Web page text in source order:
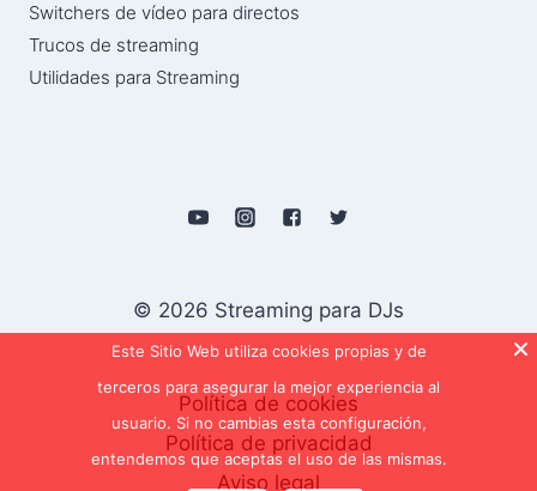
Switchers de vídeo para directos
Trucos de streaming
Utilidades para Streaming
© 2026 Streaming para DJs
Política de cookies
Política de privacidad
Aviso legal
Este Sitio Web utiliza cookies propias y de
terceros para asegurar la mejor experiencia al
usuario. Si no cambias esta configuración,
entendemos que aceptas el uso de las mismas.